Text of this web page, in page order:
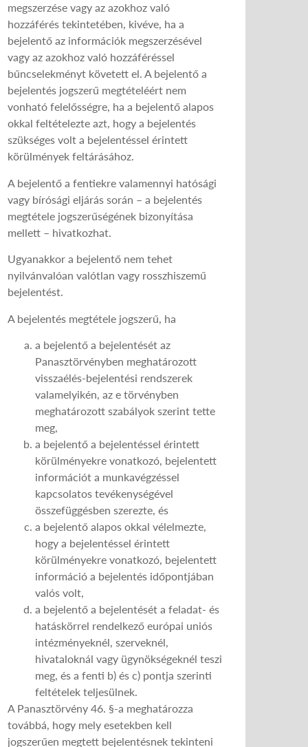
megszerzése vagy az azokhoz való
hozzáférés tekintetében, kivéve, ha a
bejelentő az információk megszerzésével
vagy az azokhoz való hozzáféréssel
bűncselekményt követett el. A bejelentő a
bejelentés jogszerű megtételéért nem
vonható felelősségre, ha a bejelentő alapos
okkal feltételezte azt, hogy a bejelentés
szükséges volt a bejelentéssel érintett
körülmények feltárásához.
A bejelentő a fentiekre valamennyi hatósági
vagy bírósági eljárás során – a bejelentés
megtétele jogszerűségének bizonyítása
mellett – hivatkozhat.
Ugyanakkor a bejelentő nem tehet
nyilvánvalóan valótlan vagy rosszhiszemű
bejelentést.
A bejelentés megtétele jogszerű, ha
a bejelentő a bejelentését az
Panasztörvényben meghatározott
visszaélés-bejelentési rendszerek
valamelyikén, az e törvényben
meghatározott szabályok szerint tette
meg,
a bejelentő a bejelentéssel érintett
körülményekre vonatkozó, bejelentett
információt a munkavégzéssel
kapcsolatos tevékenységével
összefüggésben szerezte, és
a bejelentő alapos okkal vélelmezte,
hogy a bejelentéssel érintett
körülményekre vonatkozó, bejelentett
információ a bejelentés időpontjában
valós volt,
a bejelentő a bejelentését a feladat- és
hatáskörrel rendelkező európai uniós
intézményeknél, szerveknél,
hivataloknál vagy ügynökségeknél teszi
meg, és a fenti b) és c) pontja szerinti
feltételek teljesülnek.
A Panasztörvény 46. §-a meghatározza
továbbá, hogy mely esetekben kell
jogszerűen megtett bejelentésnek tekinteni